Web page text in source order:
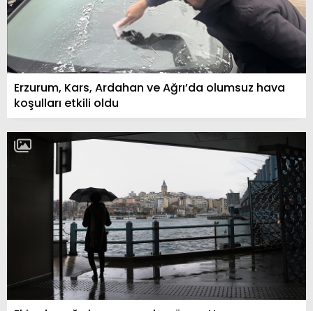
Erzurum, Kars, Ardahan ve Ağrı’da olumsuz hava
koşulları etkili oldu